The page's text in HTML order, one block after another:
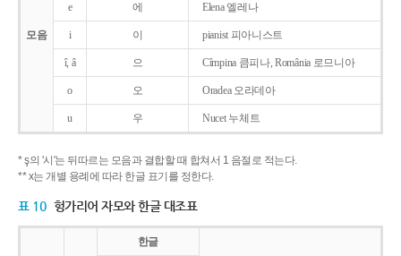
모음
e 에 Elena 엘레나
i 이 pianist 피아니스트
î, â 으 Cîmpina 큼피나, România 로므니아
o 오 Oradea 오라데아
u 우 Nucet 누체트
* ş의 '시'는 뒤따르는 모음과 결합할 때 합쳐서 1 음절로 적는다.
** x는 개별 용례에 따라 한글 표기를 정한다.
표 10 헝가리어 자모와 한글 대조표
한글